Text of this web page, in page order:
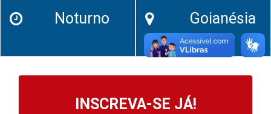
Noturno Goianésia
INSCREVA-SE JÁ!